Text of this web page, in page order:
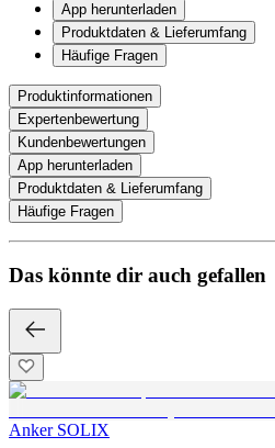
App herunterladen
Produktdaten & Lieferumfang
Häufige Fragen
Produktinformationen
Expertenbewertung
Kundenbewertungen
App herunterladen
Produktdaten & Lieferumfang
Häufige Fragen
Das könnte dir auch gefallen
Anker SOLIX